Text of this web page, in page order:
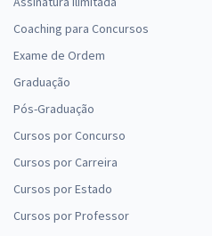
Coaching para Concursos
Exame de Ordem
Graduação
Pós-Graduação
Cursos por Concurso
Cursos por Carreira
Cursos por Estado
Cursos por Professor